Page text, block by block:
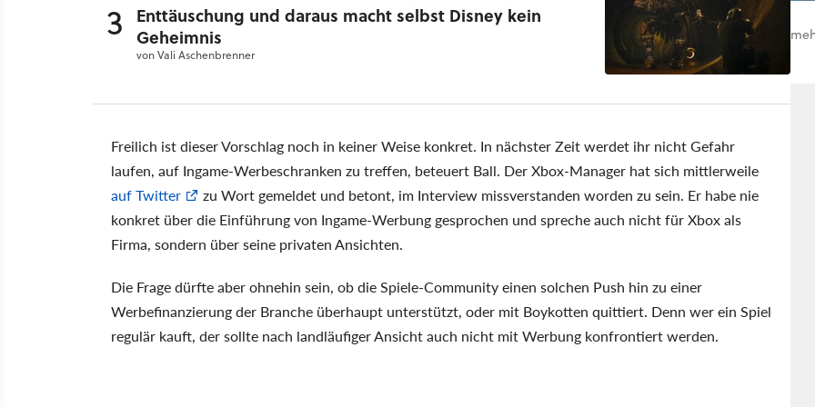
3
Enttäuschung und daraus macht selbst Disney kein
Geheimnis
vonVali Aschenbrenner
Freilich ist dieser Vorschlag noch in keiner Weise konkret. In nächster Zeit werdet ihr nicht Gefahr
laufen, auf Ingame-Werbeschranken zu treffen, beteuert Ball. Der Xbox-Manager hat sich mittlerweile
auf Twitter
zu Wort gemeldet und betont, im Interview missverstanden worden zu sein. Er habe nie
konkret über die Einführung von Ingame-Werbung gesprochen und spreche auch nicht für Xbox als
Firma, sondern über seine privaten Ansichten.
Die Frage dürfte aber ohnehin sein, ob die Spiele-Community einen solchen Push hin zu einer
Werbefinanzierung der Branche überhaupt unterstützt, oder mit Boykotten quittiert. Denn wer ein Spiel
regulär kauft, der sollte nach landläufiger Ansicht auch nicht mit Werbung konfrontiert werden.